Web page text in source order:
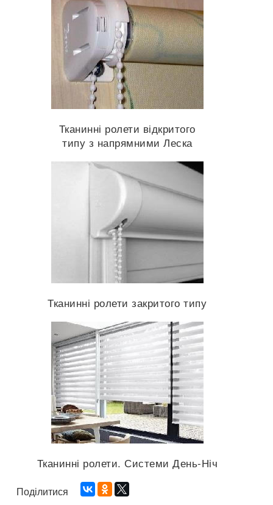
Тканинні ролети відкритого
типу з напрямними Леска
Тканинні ролети закритого типу
Тканинні ролети. Системи День-Ніч
Поділитися